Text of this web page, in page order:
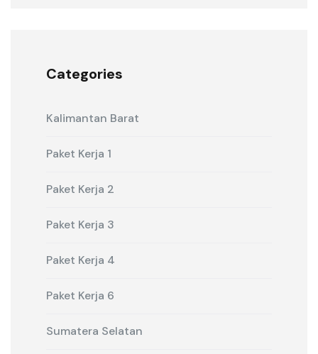
Categories
Kalimantan Barat
Paket Kerja 1
Paket Kerja 2
Paket Kerja 3
Paket Kerja 4
Paket Kerja 6
Sumatera Selatan